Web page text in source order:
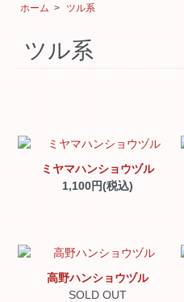
ホーム > ツル系
ツル系
ミヤマハンショウヅル
1,100円(税込)
高野ハンショウヅル
SOLD OUT